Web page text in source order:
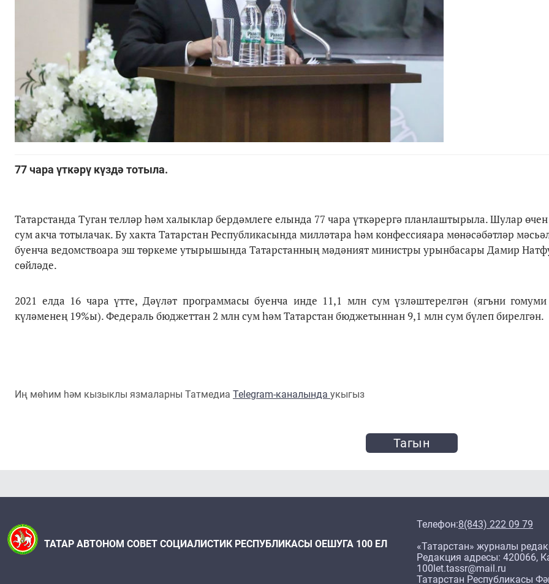
77 чара үткәрү күздә тотыла.
Татарстанда Туган телләр һәм халыклар бердәмлеге елында 77 чара үткәрергә планлаштырыла. Шулар
сум акча тотылачак. Бу хакта Татарстан Республикасында милләтара һәм конфессияара мөнәсәбәтләр
буенча ведомствоара эш төркеме утырышында Татарстанның мәдәният министры урынбасары Дамир
сөйләде.
2021 елда 16 чара үтте, Дәүләт программасы буенча инде 11,1 млн сум үзләштерелгән (ягъни
күләменең 19%ы). Федераль бюджеттан 2 млн сум һәм Татарстан бюджетыннан 9,1 млн сум бүлеп бирелгән.
Иң мөһим һәм кызыклы язмаларны Татмедиа Telegram-каналында укыгыз
Тагын
ТАТАР АВТОНОМ СОВЕТ СОЦИАЛИСТИК РЕСПУБЛИКАСЫ ОЕШУГА 100 ЕЛ
Телефон:8(843) 222 09 79
«Татарстан» журналы
Редакция адресы: 420066,
100let.tassr@mail.ru
Татарстан Республикасы